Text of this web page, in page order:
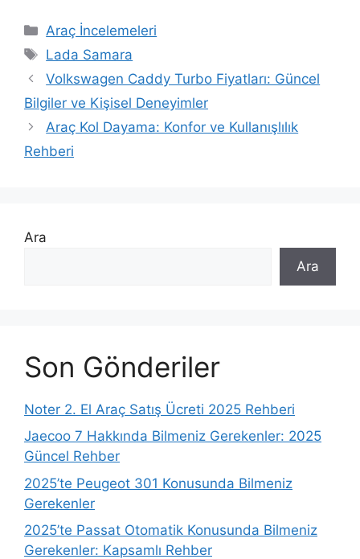
Kategoriler
Araç İncelemeleri
Etiketler
Lada Samara
Volkswagen Caddy Turbo Fiyatları: Güncel
Bilgiler ve Kişisel Deneyimler
Araç Kol Dayama: Konfor ve Kullanışlılık
Rehberi
Ara
Ara
Son Gönderiler
Noter 2. El Araç Satış Ücreti 2025 Rehberi
Jaecoo 7 Hakkında Bilmeniz Gerekenler: 2025
Güncel Rehber
2025’te Peugeot 301 Konusunda Bilmeniz
Gerekenler
2025’te Passat Otomatik Konusunda Bilmeniz
Gerekenler: Kapsamlı Rehber